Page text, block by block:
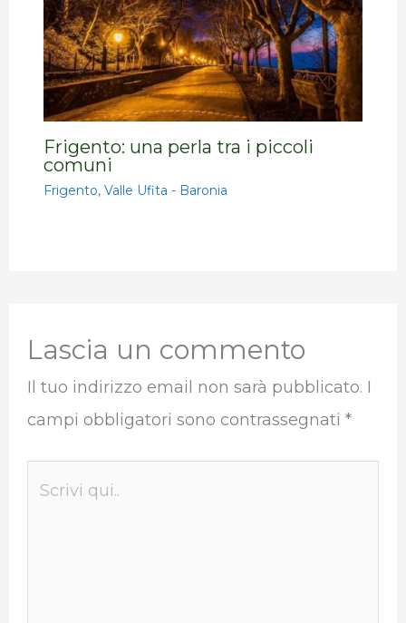
Frigento: una perla tra i piccoli
comuni
Frigento,Valle Ufita - Baronia
Lascia un commento
Il tuo indirizzo email non sarà pubblicato. I
campi obbligatori sono contrassegnati *